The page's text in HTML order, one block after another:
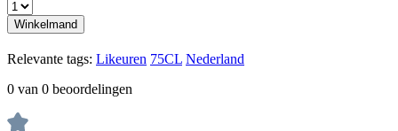
Winkelmand
Relevante tags: Likeuren 75CL Nederland
0 van 0 beoordelingen